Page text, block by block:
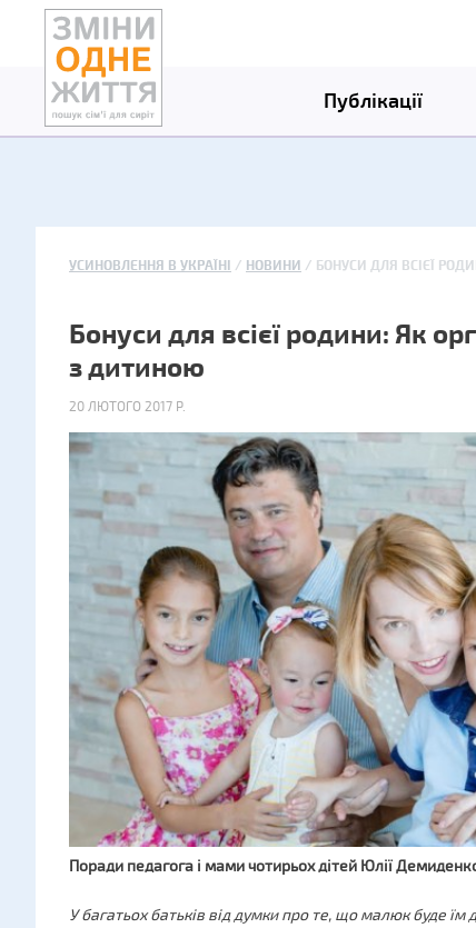
Публікації
УСИНОВЛЕННЯ В УКРАЇНІ НОВИНИ БОНУСИ ДЛЯ ВСІЄЇ
Бонуси для всієї родини: Як
з дитиною
20 ЛЮТОГО 2017 Р.
Поради педагога і мами чотирьох дітей Юлії
У багатьох батьків від думки про те, що малюк буде їм